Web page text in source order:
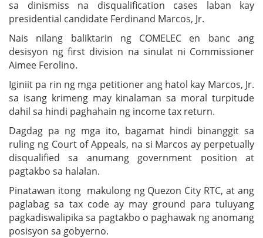
sa dinismiss na disqualification cases laban kay
presidential candidate Ferdinand Marcos, Jr.
Nais nilang baliktarin ng COMELEC en banc ang
desisyon ng first division na sinulat ni Commissioner
Aimee Ferolino.
Iginiit pa rin ng mga petitioner ang hatol kay Marcos, Jr.
sa isang krimeng may kinalaman sa moral turpitude
dahil sa hindi paghahain ng income tax return.
Dagdag pa ng mga ito, bagamat hindi binanggit sa
ruling ng Court of Appeals, na si Marcos ay perpetually
disqualified sa anumang government position at
pagtakbo sa halalan.
Pinatawan itong makulong ng Quezon City RTC, at ang
paglabag sa tax code ay may ground para tuluyang
pagkadiswalipika sa pagtakbo o paghawak ng anomang
posisyon sa gobyerno.